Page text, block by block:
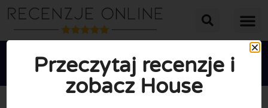
Przeczytaj recenzje i
zobacz House